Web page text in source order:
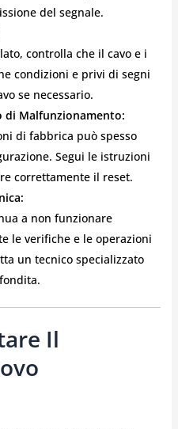
del segnale.
controlla che il cavo e i
condizioni e privi di segni
se necessario.
di Malfunzionamento:
di fabbrica può spesso
Segui le istruzioni
correttamente il reset.
a non funzionare
le verifiche e le operazioni
un tecnico specializzato
Il